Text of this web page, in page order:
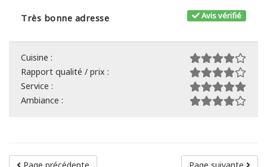
Avis vérifié
Très bonne adresse
Cuisine :
Rapport qualité / prix :
Service :
Ambiance :
Page suivante
Page précédente